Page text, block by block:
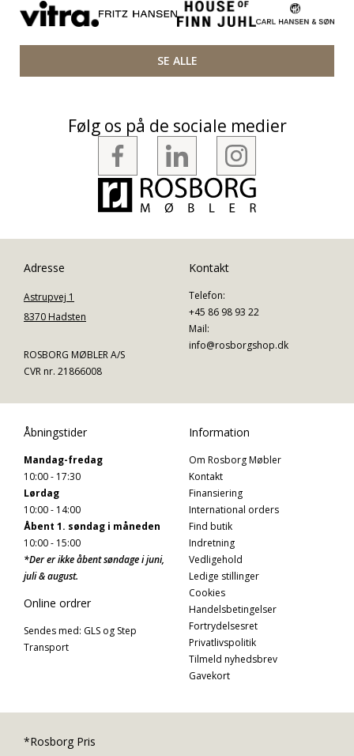
SE ALLE
Følg os på de sociale medier
Adresse
Astrupvej 1
8370 Hadsten
ROSBORG MØBLER A/S
CVR nr. 21866008
Kontakt
Telefon:
+45 86 98 93 22
Mail:
info@rosborgshop.dk
Åbningstider
Mandag-fredag
10:00 - 17:30
Lørdag
10:00 - 14:00
Åbent 1. søndag i måneden
10:00 - 15:00
*Der er ikke åbent søndage i juni,
juli & august.
Online ordrer
Sendes med: GLS og Step
Transport
Information
Om Rosborg Møbler
Kontakt
Finansiering
International orders
Find butik
Indretning
Vedligehold
Ledige stillinger
Cookies
Handelsbetingelser
Fortrydelsesret
Privatlivspolitik
Tilmeld nyhedsbrev
Gavekort
*Rosborg Pris